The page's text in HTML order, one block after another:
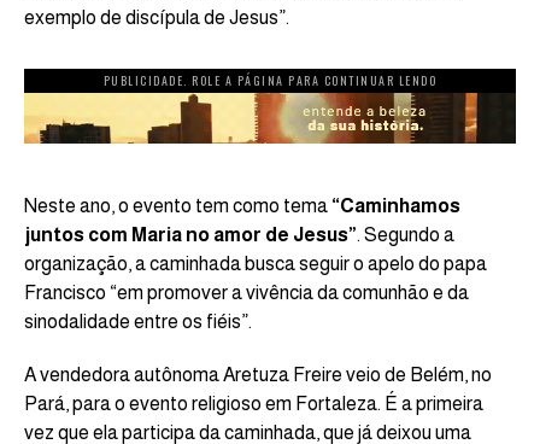
exemplo de discípula de Jesus”.
PUBLICIDADE. ROLE A PÁGINA PARA CONTINUAR LENDO
Neste ano, o evento tem como tema “Caminhamos
juntos com Maria no amor de Jesus”. Segundo a
organização, a caminhada busca seguir o apelo do papa
Francisco “em promover a vivência da comunhão e da
sinodalidade entre os fiéis”.
A vendedora autônoma Aretuza Freire veio de Belém, no
Pará, para o evento religioso em Fortaleza. É a primeira
vez que ela participa da caminhada, que já deixou uma